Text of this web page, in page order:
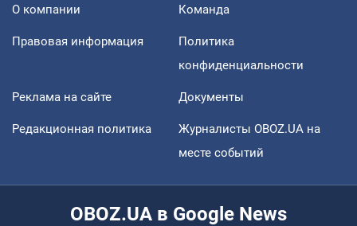
О компании Команда
Правовая информация
Политика
конфиденциальности
Реклама на сайте Документы
Редакционная политика
Журналисты OBOZ.UA на
месте событий
OBOZ.UA в Google News